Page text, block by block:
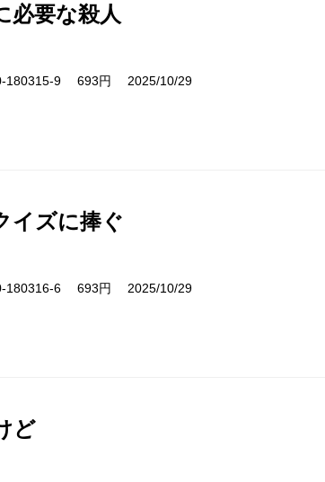
必要な殺人
180315-9 693円 2025/10/29
イズに捧ぐ
180316-6 693円 2025/10/29
ど